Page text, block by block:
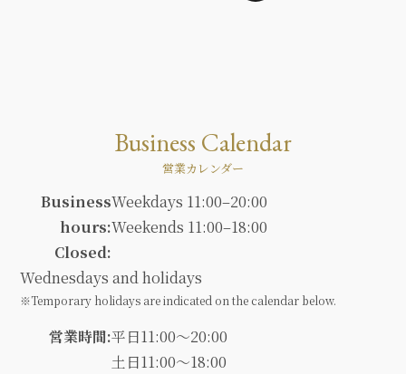
Business Calendar
営業カレンダー
Business
hours:
Weekdays 11:00–20:00
Weekends 11:00–18:00
Closed:
Wednesdays and holidays
※Temporary holidays are indicated on the calendar below.
営業時間:平日11:00～20:00
土日11:00～18:00